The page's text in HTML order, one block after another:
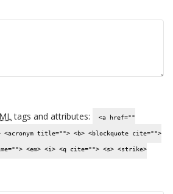
tags and attributes: <a href=""
title=""> <b> <blockquote cite="">
<em> <i> <q cite=""> <s> <strike>